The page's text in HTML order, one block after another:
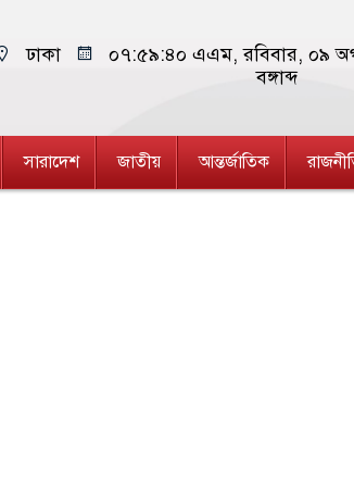
ঢাকা ০৭:৫৯:৪১ এএম, রবিবার, ০৯
বঙ্গাব্দ
সারাদেশ জাতীয় আন্তর্জাতিক